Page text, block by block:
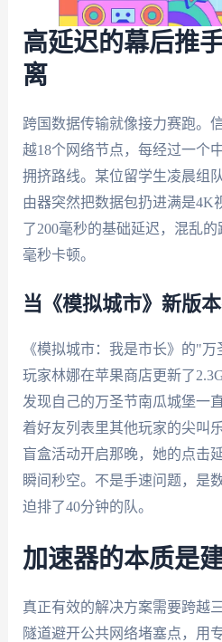
高延迟的幕后推
离
跨国数据传输就像接力赛跑。
越18个网络节点，每经过一个
拥挤路线。某位留学生凌晨组
由器突然把数据包扔进满是4K
了200毫秒的基础延迟，混乱
毫秒卡顿。
当《模拟城市》新版
《模拟城市：我是市长》的"
玩家林娜在苹果商店更新了
发现自己的万圣节南瓜城堡一
着好友列表里其他玩家的尖叫
盲盒活动开启那晚，她的点击
瞬间秒空。不是手速问题，是
迫排了40分钟的队。
加速器的本质是
真正有效的解决方案需要跨越
隧道避开公共网络堵塞点，用